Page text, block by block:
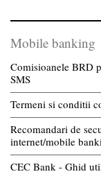
Mobile banking
Comisioanele BRD
SMS
Termeni si conditii
Recomandari de
internet/mobile
CEC Bank - Ghid